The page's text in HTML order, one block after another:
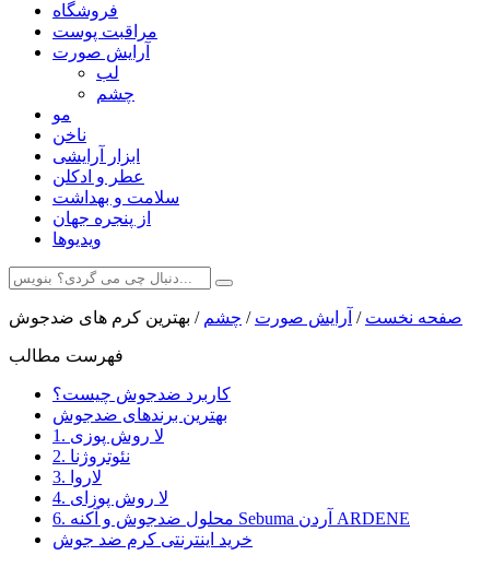
فروشگاه
مراقبت پوست
آرایش صورت
لب
چشم
مو
ناخن
ابزار آرایشی
عطر و ادکلن
سلامت و بهداشت
از پنجره جهان
ویدیوها
صفحه نخست / آرایش صورت / چشم / بهترین کرم های ضدجوش
فهرست مطالب
کاربرد ضدجوش چیست؟
بهترین برندهای ضدجوش
1. لا روش پوزی
2. نئوتروژنا
3. لاروا
4. لا روش پوزای
6. محلول ضدجوش و آکنه Sebuma آردن ARDENE
خرید اینترنتی کرم ضد جوش